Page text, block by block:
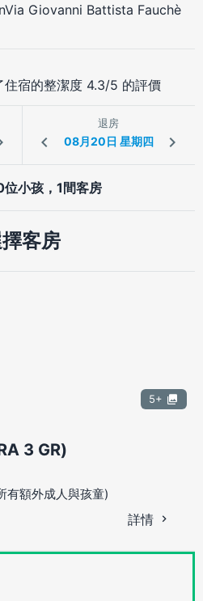
Giovanni Battista Fauchè
住宿的整潔度 4.3/5 的評價
退房
小孩，1間客房
客房
5+
3 GR)
有額外成人與孩童)
詳情